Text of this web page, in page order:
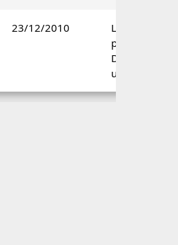
23/12/2010
Lançamento
procedente.
Decisão
unânime.